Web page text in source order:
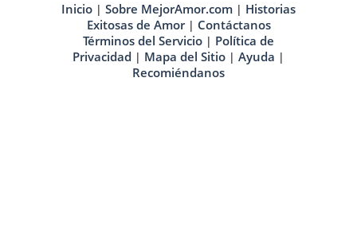
Inicio | Sobre MejorAmor.com | Historias
Exitosas de Amor| Contáctanos
Términos del Servicio | Política de
Privacidad | Mapa del Sitio | Ayuda |
Recomiéndanos